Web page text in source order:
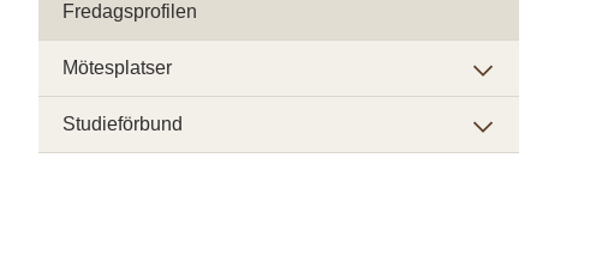
Fredagsprofilen
Mötesplatser
Studieförbund